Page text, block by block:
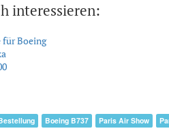
interessieren:
für Boeing
Boeing B737 Paris Air Show